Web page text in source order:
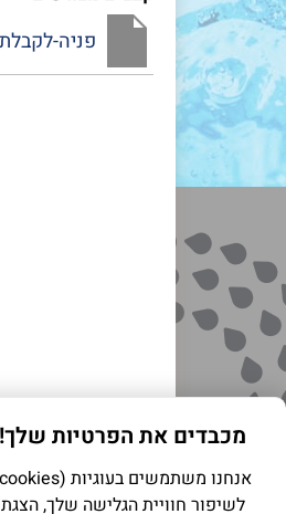
פניה-
מכבדים את הפרטיות שלך!
לשיפור חוויית הגלישה שלך, הצגת